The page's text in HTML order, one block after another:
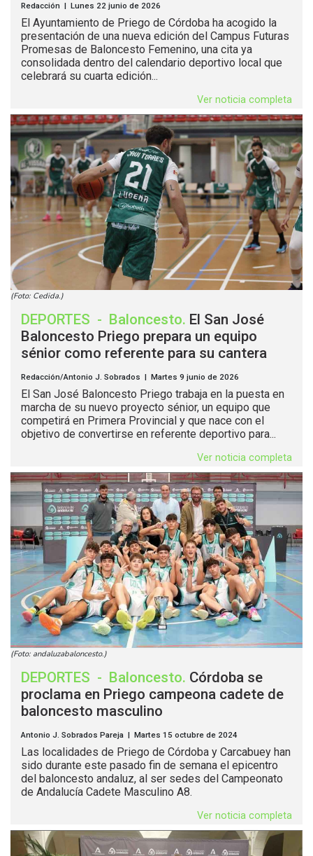
Redacción | Lunes 22 junio de 2026
El Ayuntamiento de Priego de Córdoba ha acogido la
presentación de una nueva edición del Campus Futuras
Promesas de Baloncesto Femenino, una cita ya
consolidada dentro del calendario deportivo local que
celebrará su cuarta edición...
Ver noticia completa
(Foto: Cedida.)
DEPORTES - Baloncesto. El San José
Baloncesto Priego prepara un equipo
sénior como referente para su cantera
Redacción/Antonio J. Sobrados | Martes 9 junio de 2026
El San José Baloncesto Priego trabaja en la puesta en
marcha de su nuevo proyecto sénior, un equipo que
competirá en Primera Provincial y que nace con el
objetivo de convertirse en referente deportivo para...
Ver noticia completa
(Foto: andaluzabaloncesto.)
DEPORTES - Baloncesto. Córdoba se
proclama en Priego campeona cadete de
baloncesto masculino
Antonio J. Sobrados Pareja | Martes 15 octubre de 2024
Las localidades de Priego de Córdoba y Carcabuey han
sido durante este pasado fin de semana el epicentro
del baloncesto andaluz, al ser sedes del Campeonato
de Andalucía Cadete Masculino A8.
Ver noticia completa